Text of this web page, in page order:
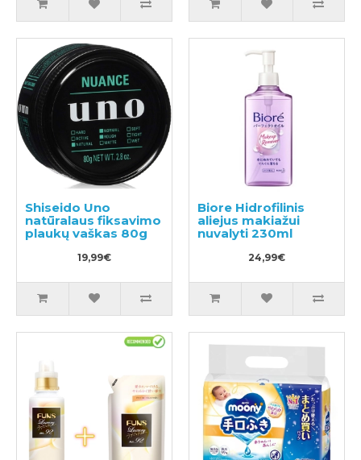
Shiseido Uno
natūralaus fiksavimo
plaukų vaškas 80g
19,99€
Biore Hidrofilinis
aliejus makiažui
nuvalyti 230ml
24,99€